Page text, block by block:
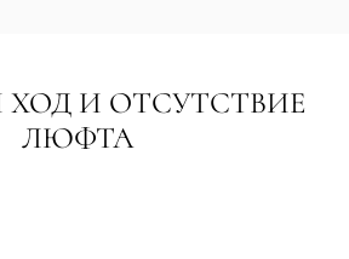
И ОТСУТСТВИЕ
ЛЮФТА